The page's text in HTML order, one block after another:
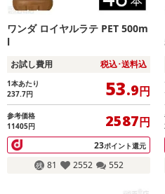
ワンダ ロイヤルラテ PET 500m
l
お試し費用 税込･送料込
1本あたり
237.7円 53.9円
参考価格
11405円
2587円
23ポイント還元
81 2552 552